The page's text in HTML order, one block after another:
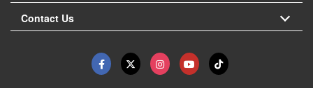
Contact Us